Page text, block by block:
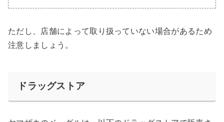
ただし、店舗によって取り扱っていない場合があるため
注意しましょう。
ドラッグストア